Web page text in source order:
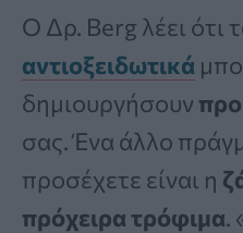
Ο Δρ. Berg λέει ότι
αντιοξειδωτικά
δημιουργήσουν
σας. Ένα άλλο
προσέχετε είναι η
πρόχειρα τρόφιμα.